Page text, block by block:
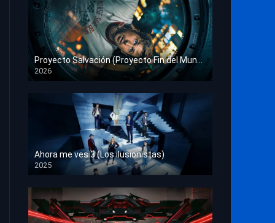
Proyecto Salvación (Proyecto Fin del Mundo)
2026
HD 1080p
Ahora me ves 3 (Los ilusionistas)
2025
HD 1080p